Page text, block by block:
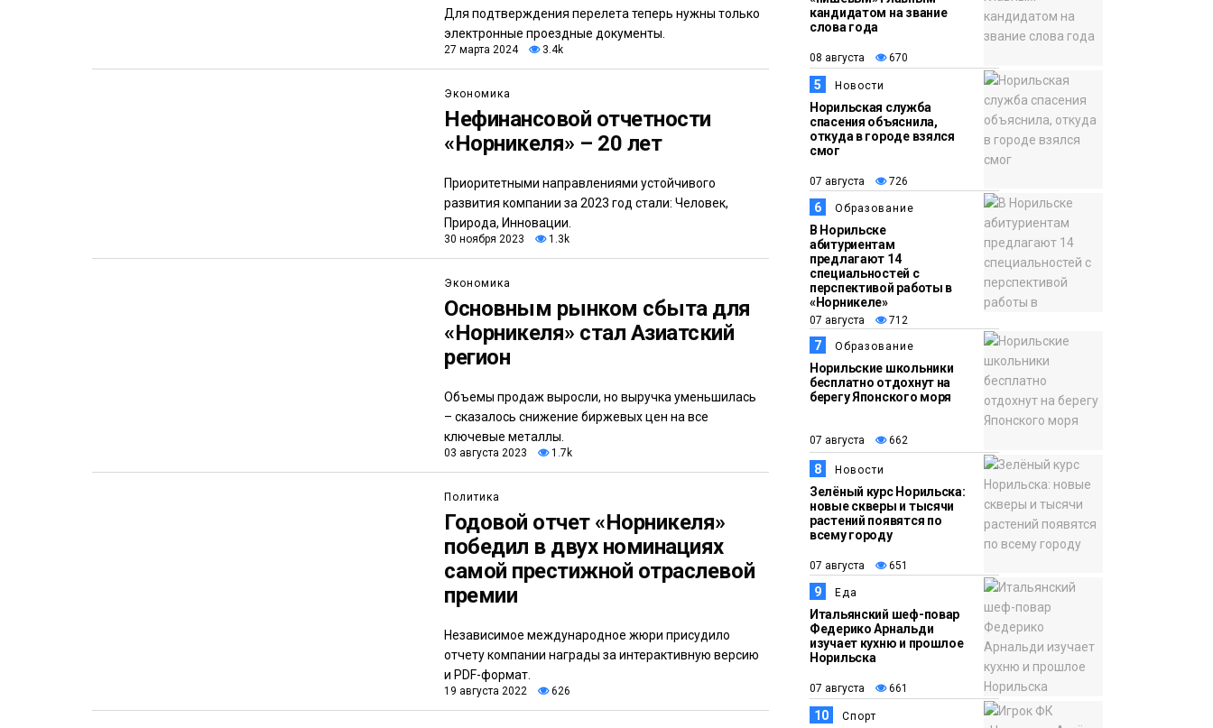
Для подтверждения перелета теперь нужны только
электронные проездные документы.
27 марта 2024 3.4k
Экономика
Нефинансовой отчетности
«Норникеля» – 20 лет
Приоритетными направлениями устойчивого
развития компании за 2023 год стали: Человек,
Природа, Инновации.
30 ноября 2023 1.3k
Экономика
Основным рынком сбыта для
«Норникеля» стал Азиатский
регион
Объемы продаж выросли, но выручка уменьшилась
– сказалось снижение биржевых цен на все
ключевые металлы.
03 августа 2023 1.7k
Политика
Годовой отчет «Норникеля»
победил в двух номинациях
самой престижной отраслевой
премии
Независимое международное жюри присудило
отчету компании награды за интерактивную версию
и PDF-формат.
19 августа 2022 626
кандидатом на звание
слова года
08 августа 670
5 Новости
Норильская служба
спасения объяснила,
откуда в городе взялся
смог
07 августа 726
6 Образование
В Норильске
абитуриентам
предлагают 14
специальностей с
перспективой работы в
«Норникеле»
07 августа 712
7 Образование
Норильские школьники
бесплатно отдохнут на
берегу Японского моря
07 августа 662
8 Новости
Зелёный курс Норильска:
новые скверы и тысячи
растений появятся по
всему городу
07 августа 651
9 Еда
Итальянский шеф-повар
Федерико Арнальди
изучает кухню и прошлое
Норильска
07 августа 661
10 Спорт